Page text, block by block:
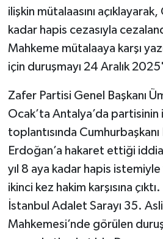
ilişkin mütalaasını açıklayarak,
kadar hapis cezasıyla
Mahkeme mütalaaya karşı
için duruşmayı 24 Aralık
Zafer Partisi Genel Başkanı
Ocak’ta Antalya’da partisinin
toplantısında
Erdoğan’a hakaret ettiği
yıl 8 aya kadar hapis istemiyle
ikinci kez hakim karşısına
İstanbul Adalet Sarayı 35.
Mahkemesi’nde görülen